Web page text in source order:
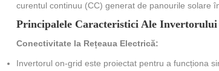
curentul continuu (CC) generat de panourile solare
Principalele Caracteristici Ale
Conectivitate la Rețeaua Electrică:
Invertorul on-grid este proiectat pentru a funcționa